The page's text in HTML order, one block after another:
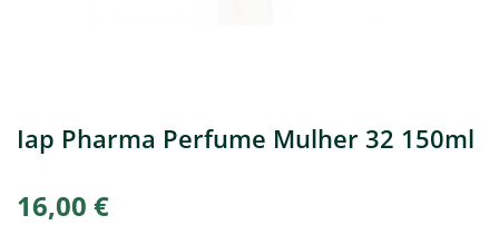
Iap Pharma Perfume Mulher 32 150ml
16,00 €